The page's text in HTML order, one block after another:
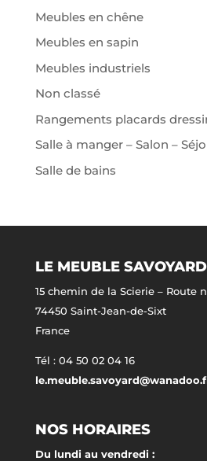
Meubles en chêne
Meubles en sapin
Meubles industriels
Non classé
Rangements placards
Salle à manger – Salon –
Salle de bains
LE MEUBLE SAVOYARD
15 chemin de la Scierie – Route
74450 Saint-Jean-de-Sixt
France
Tél : 04 50 02 04 16
NOS HORAIRES
Du lundi au vendredi :